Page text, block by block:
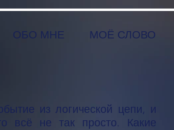
ОБО МНЕ МОЁ СЛОВО
из логической цепи, и
всё не так просто. Какие